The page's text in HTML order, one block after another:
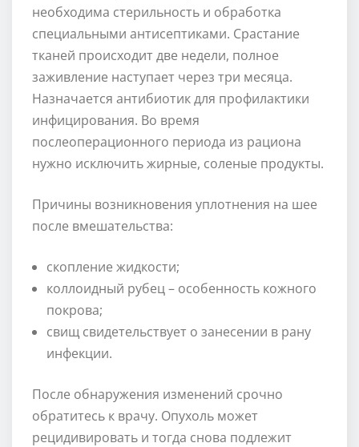
необходима стерильность и обработка
специальными антисептиками. Срастание
тканей происходит две недели, полное
заживление наступает через три месяца.
Назначается антибиотик для профилактики
инфицирования. Во время
послеоперационного периода из рациона
нужно исключить жирные, соленые продукты.
Причины возникновения уплотнения на шее
после вмешательства:
скопление жидкости;
коллоидный рубец – особенность кожного
покрова;
свищ свидетельствует о занесении в рану
инфекции.
После обнаружения изменений срочно
обратитесь к врачу. Опухоль может
рецидивировать и тогда снова подлежит